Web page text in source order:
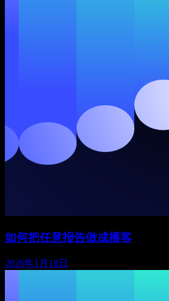
如何把任意报告做成播客
2026年1月18日